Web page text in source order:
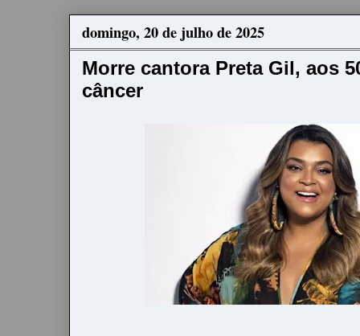
domingo, 20 de julho de 2025
Morre cantora Preta Gil, aos
câncer